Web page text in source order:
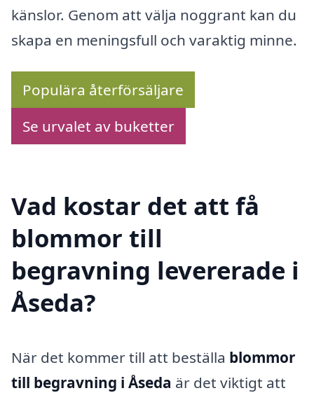
känslor. Genom att välja noggrant kan du
skapa en meningsfull och varaktig minne.
Populära återförsäljare
Se urvalet av buketter
Vad kostar det att få
blommor till
begravning levererade i
Åseda?
När det kommer till att beställa blommor
till begravning i Åseda är det viktigt att